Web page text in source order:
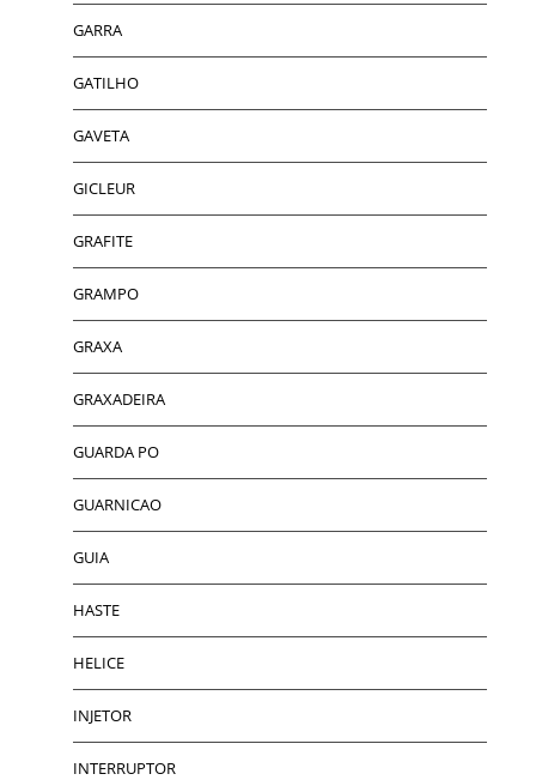
GARRA
GATILHO
GAVETA
GICLEUR
GRAFITE
GRAMPO
GRAXA
GRAXADEIRA
GUARDA PO
GUARNICAO
GUIA
HASTE
HELICE
INJETOR
INTERRUPTOR